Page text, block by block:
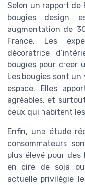
Selon un rapport de
bougies design
augmentation de
France. Les
décoratrice
bougies pour créer
Les bougies sont
espace. Elles
agréables, et
ceux qui habitent
Enfin, une étude
consommateurs
plus élevé pour des
en cire de soja
actuelle privilégie